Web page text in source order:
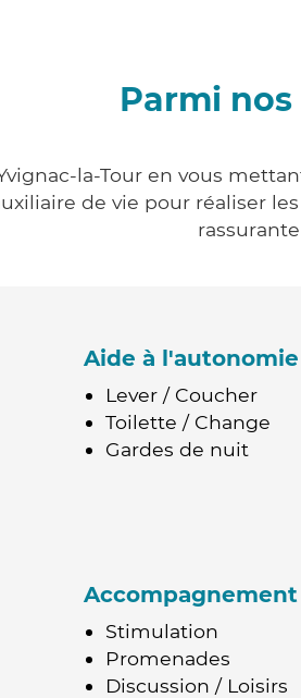
Parmi
la-Tour en vous
de vie pour réaliser
Aide à l'autonomie
Lever / Coucher
Toilette / Change
Gardes de nuit
Accompagnement
Stimulation
Promenades
Discussion / Loisirs